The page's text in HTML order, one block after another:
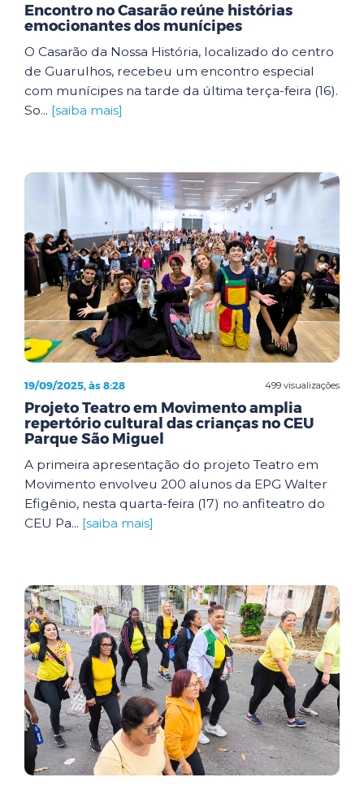
Encontro no Casarão reúne histórias
emocionantes dos munícipes
O Casarão da Nossa História, localizado do centro
de Guarulhos, recebeu um encontro especial
com munícipes na tarde da última terça-feira (16).
So... [saiba mais]
499 visualizações
19/09/2025, às 8:28
Projeto Teatro em Movimento amplia
repertório cultural das crianças no CEU
Parque São Miguel
A primeira apresentação do projeto Teatro em
Movimento envolveu 200 alunos da EPG Walter
Efigênio, nesta quarta-feira (17) no anfiteatro do
CEU Pa... [saiba mais]